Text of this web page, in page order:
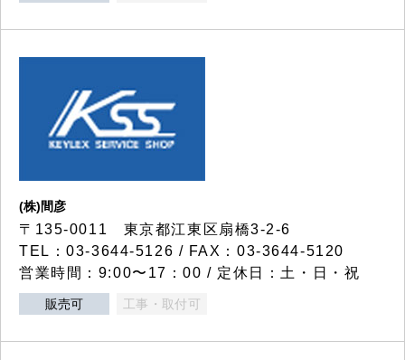
(株)間彦
〒135-0011 東京都江東区扇橋3-2-6
TEL：03-3644-5126 / FAX：03-3644-5120
営業時間：9:00〜17：00 / 定休日：土・日・祝
販売可 工事・取付可